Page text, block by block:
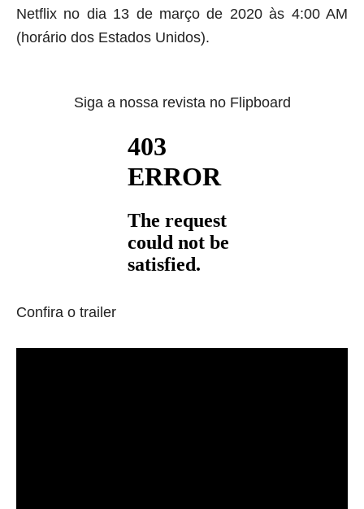
Netflix no dia 13 de março de 2020 às 4:00 AM
(horário dos Estados Unidos).
Siga a nossa revista no Flipboard
Confira o trailer